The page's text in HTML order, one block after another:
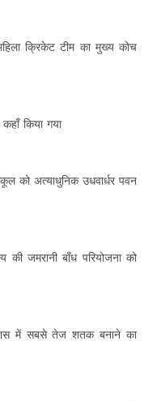
क्रिकेट टीम का मुख्य कोच
किया गया
को अत्याधुनिक उधवार्धर पवन
जमरानी बाँध परियोजना को
में सबसे तेज शतक बनाने का